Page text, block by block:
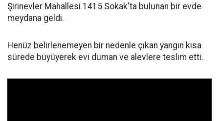
Şirinevler Mahallesi 1415 Sokak'ta bulunan bir evde
meydana geldi.
Henüz belirlenemeyen bir nedenle çıkan yangın kısa
sürede büyüyerek evi duman ve alevlere teslim etti.